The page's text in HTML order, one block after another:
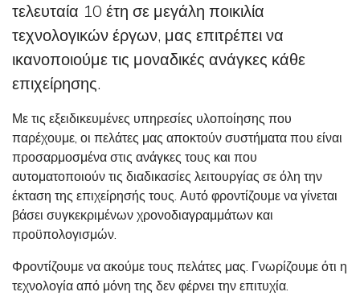
τελευταία 10 έτη σε μεγάλη ποικιλία
τεχνολογικών έργων, μας επιτρέπει να
ικανοποιούμε τις μοναδικές ανάγκες κάθε
επιχείρησης.
Με τις εξειδικευμένες υπηρεσίες υλοποίησης που
παρέχουμε, οι πελάτες μας αποκτούν συστήματα που είναι
προσαρμοσμένα στις ανάγκες τους και που
αυτοματοποιούν τις διαδικασίες λειτουργίας σε όλη την
έκταση της επιχείρησής τους. Αυτό φροντίζουμε να γίνεται
βάσει συγκεκριμένων χρονοδιαγραμμάτων και
προϋπολογισμών.
Φροντίζουμε να ακούμε τους πελάτες μας. Γνωρίζουμε ότι η
τεχνολογία από μόνη της δεν φέρνει την επιτυχία.